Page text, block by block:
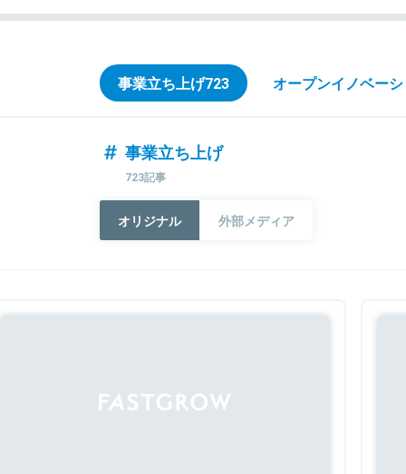
事業立ち上げ723 オープンイノベー
事業立ち上げ
723記事
オリジナル 外部メディア